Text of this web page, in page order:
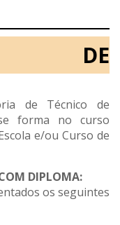
DE
de Técnico de
forma no curso
e/ou Curso de
DIPLOMA:
os seguintes